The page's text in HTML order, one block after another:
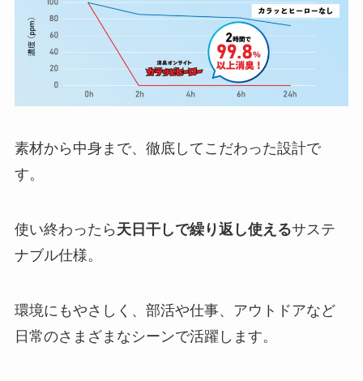
素材から中身まで、徹底してこだわった設計で
す。
使い終わったら 天日干しで繰り返し使えるサステ
ナブル仕様。
環境にもやさしく、部活や仕事、アウトドアなど
日常のさまざまなシーンで活躍します。